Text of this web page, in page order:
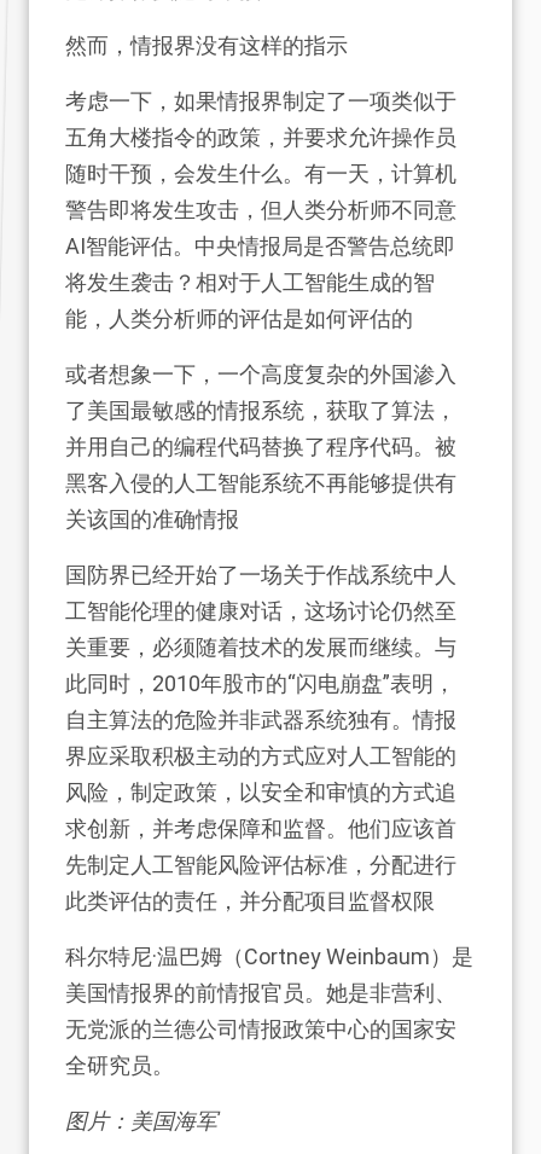
然而，情报界没有这样的指示
考虑一下，如果情报界制定了一项类似于
五角大楼指令的政策，并要求允许操作员
随时干预，会发生什么。有一天，计算机
警告即将发生攻击，但人类分析师不同意
AI智能评估。中央情报局是否警告总统即
将发生袭击？相对于人工智能生成的智
能，人类分析师的评估是如何评估的
或者想象一下，一个高度复杂的外国渗入
了美国最敏感的情报系统，获取了算法，
并用自己的编程代码替换了程序代码。被
黑客入侵的人工智能系统不再能够提供有
关该国的准确情报
国防界已经开始了一场关于作战系统中人
工智能伦理的健康对话，这场讨论仍然至
关重要，必须随着技术的发展而继续。与
此同时，2010年股市的“闪电崩盘”表明，
自主算法的危险并非武器系统独有。情报
界应采取积极主动的方式应对人工智能的
风险，制定政策，以安全和审慎的方式追
求创新，并考虑保障和监督。他们应该首
先制定人工智能风险评估标准，分配进行
此类评估的责任，并分配项目监督权限
科尔特尼·温巴姆（Cortney Weinbaum）是
美国情报界的前情报官员。她是非营利、
无党派的兰德公司情报政策中心的国家安
全研究员。
图片：美国海军